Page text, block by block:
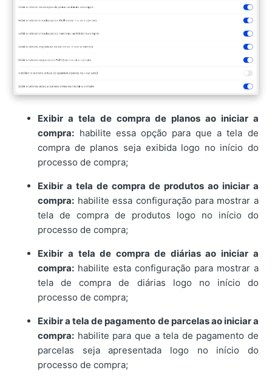
Exibir a tela de compra de planos ao iniciar a
compra: habilite essa opção para que a tela de
compra de planos seja exibida logo no início do
processo de compra;
Exibir a tela de compra de produtos ao iniciar a
compra: habilite essa configuração para mostrar a
tela de compra de produtos logo no início do
processo de compra;
Exibir a tela de compra de diárias ao iniciar a
compra: habilite esta configuração para mostrar a
tela de compra de diárias logo no início do
processo de compra;
Exibir a tela de pagamento de parcelas ao iniciar a
compra: habilite para que a tela de pagamento de
parcelas seja apresentada logo no início do
processo de compra;